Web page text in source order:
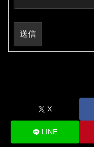
送信
X
LINE